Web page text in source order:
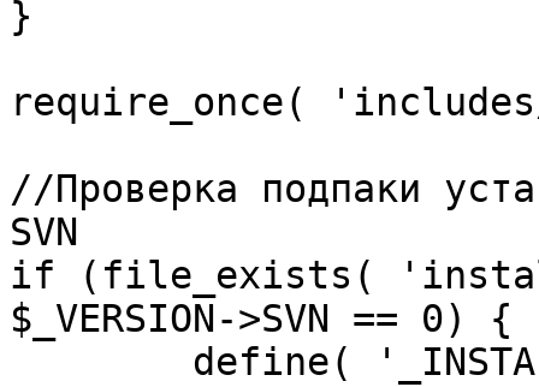
}
require_once(
//Проверка подпаки
SVN
if (file_exists(
$_VERSION->SVN == 0) {